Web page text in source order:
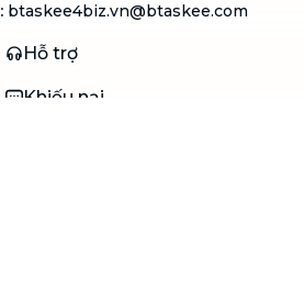
: btaskee4biz.vn@btaskee.com
Hỗ trợ
Khiếu nại